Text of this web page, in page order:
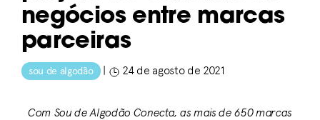
negócios entre marcas
parceiras
sou de algodão | 24 de agosto de 2021
Com Sou de Algodão Conecta, as mais de 650 marcas